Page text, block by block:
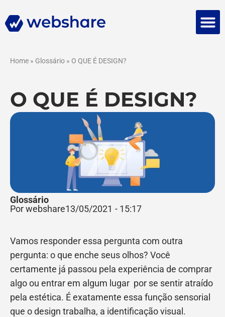
Home » Glossário » O QUE É DESIGN?
O QUE É DESIGN?
Glossário
Por webshare13/05/2021 - 15:17
Vamos responder essa pergunta com outra
pergunta: o que enche seus olhos? Você
certamente já passou pela experiência de comprar
algo ou entrar em algum lugar por se sentir atraído
pela estética. É exatamente essa função sensorial
que o design trabalha, a identificação visual.